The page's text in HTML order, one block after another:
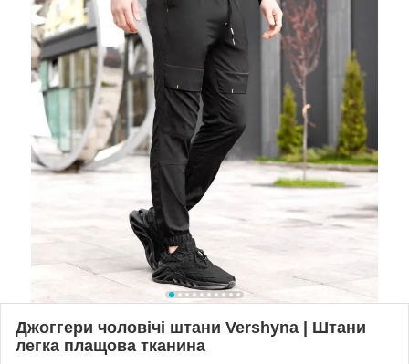
Джоггери чоловічі штани Vershyna | Штани
легка плащова тканина